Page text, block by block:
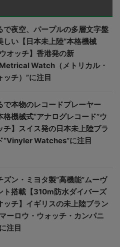
で夜空、パープルの多層文字盤
しい【日本未上陸“本格機械
オッチ】香港発の新
Watch（メトリカル・
ッチ）”に注目
で本物のレコードプレーヤー
格機械式“アナログレコード”ウ
チ】スイス発の日本未上陸ブラ
“Vinyler Watches”に注目
ズン・ミヨタ製“高機能”ムーヴ
ト搭載【310m防水ダイバーズ
ッチ】イギリスの未上陸ブラン
マーロウ・ウォッチ・カンパニ
注目